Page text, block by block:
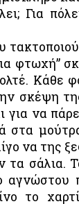
Για
φτωχή”
Κάθε
σκέψη
για να
στα
να της
τα σάλια.
το